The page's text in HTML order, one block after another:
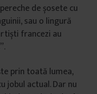
de șosete cu
sau o lingură
francezi au
prin toată lumea,
jobul actual. Dar nu